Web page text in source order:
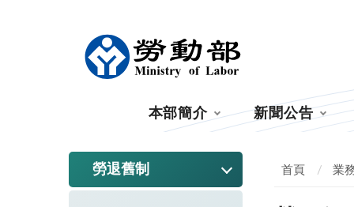
本部簡介 新聞公告
勞退舊制 首頁 業